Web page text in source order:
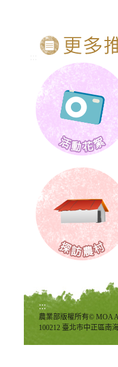
:::
農業部版權所有© MOA
100212 臺北市中正區南